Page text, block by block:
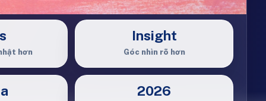
hơn
Insight
Góc nhìn rõ hơn
2026